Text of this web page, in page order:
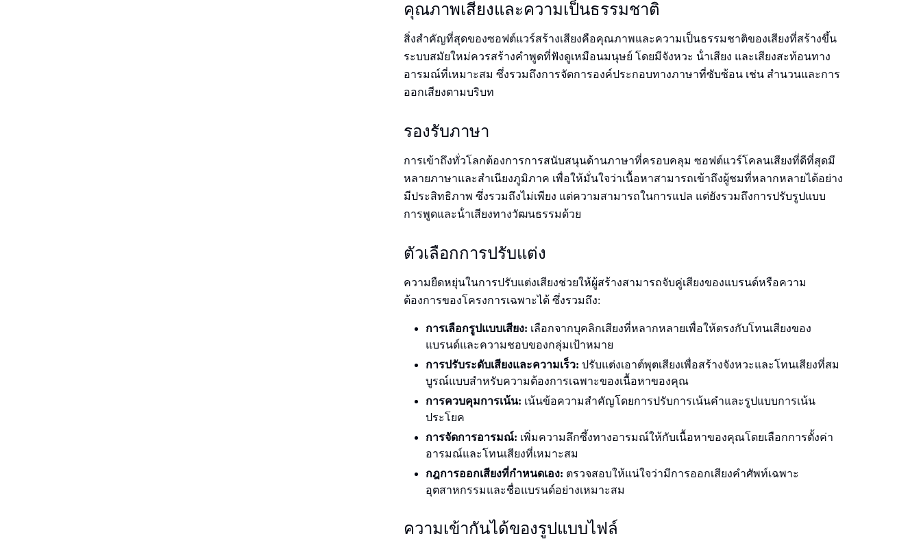
คุณภาพเสียงและความเป็นธรรมชาติ
สิ่งสําคัญที่สุดของซอฟต์แวร์สร้างเสียงคือคุณภาพและความเป็นธรรมชาติของเสียงที่สร้างขึ้น
ระบบสมัยใหม่ควรสร้างคําพูดที่ฟังดูเหมือนมนุษย์ โดยมีจังหวะ น้ําเสียง และเสียงสะท้อนทาง
อารมณ์ที่เหมาะสม ซึ่งรวมถึงการจัดการองค์ประกอบทางภาษาที่ซับซ้อน เช่น สํานวนและการ
ออกเสียงตามบริบท
รองรับภาษา
การเข้าถึงทั่วโลกต้องการการสนับสนุนด้านภาษาที่ครอบคลุม ซอฟต์แวร์โคลนเสียงที่ดีที่สุดมี
หลายภาษาและสําเนียงภูมิภาค เพื่อให้มั่นใจว่าเนื้อหาสามารถเข้าถึงผู้ชมที่หลากหลายได้อย่าง
มีประสิทธิภาพ ซึ่งรวมถึงไม่เพียง แต่ความสามารถในการแปล แต่ยังรวมถึงการปรับรูปแบบ
การพูดและน้ําเสียงทางวัฒนธรรมด้วย
ตัวเลือกการปรับแต่ง
ความยืดหยุ่นในการปรับแต่งเสียงช่วยให้ผู้สร้างสามารถจับคู่เสียงของแบรนด์หรือความ
ต้องการของโครงการเฉพาะได้ ซึ่งรวมถึง:
การเลือกรูปแบบเสียง: เลือกจากบุคลิกเสียงที่หลากหลายเพื่อให้ตรงกับโทนเสียงของ
แบรนด์และความชอบของกลุ่มเป้าหมาย
การปรับระดับเสียงและความเร็ว: ปรับแต่งเอาต์พุตเสียงเพื่อสร้างจังหวะและโทนเสียงที่สม
บูรณ์แบบสําหรับความต้องการเฉพาะของเนื้อหาของคุณ
การควบคุมการเน้น: เน้นข้อความสําคัญโดยการปรับการเน้นคําและรูปแบบการเน้น
ประโยค
การจัดการอารมณ์: เพิ่มความลึกซึ้งทางอารมณ์ให้กับเนื้อหาของคุณโดยเลือกการตั้งค่า
อารมณ์และโทนเสียงที่เหมาะสม
กฎการออกเสียงที่กําหนดเอง: ตรวจสอบให้แน่ใจว่ามีการออกเสียงคําศัพท์เฉพาะ
อุตสาหกรรมและชื่อแบรนด์อย่างเหมาะสม
ความเข้ากันได้ของรูปแบบไฟล์